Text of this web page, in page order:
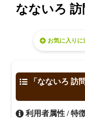
なないろ
お気に入り
「なないろ 訪
利用者属性 / 特